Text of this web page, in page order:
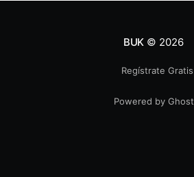
BUK © 2026
Regístrate Gratis
Powered by Ghost